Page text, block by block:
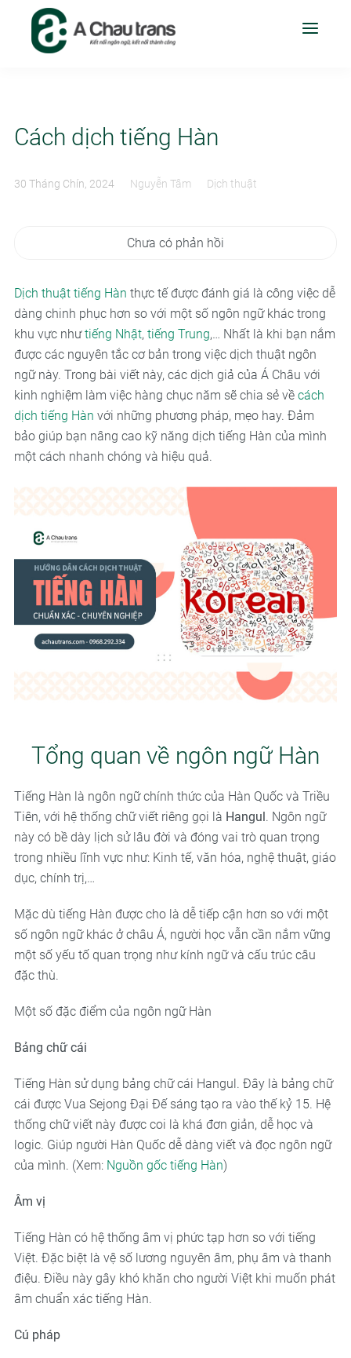
Cách dịch tiếng Hàn
30 Tháng Chín, 2024 Nguyễn Tâm Dịch thuật
Chưa có phản hồi
Dịch thuật tiếng Hàn thực tế được đánh giá là công việc dễ
dàng chinh phục hơn so với một số ngôn ngữ khác trong
khu vực nhưtiếng Nhật, tiếng Trung,… Nhất là khi bạn nắm
được các nguyên tắc cơ bản trong việc dịch thuật ngôn
ngữ này. Trong bài viết này, các dịch giả của Á Châu với
kinh nghiệm làm việc hàng chục năm sẽ chia sẻ về cách
dịch tiếng Hàn với những phương pháp, mẹo hay. Đảm
bảo giúp bạn nâng cao kỹ năng dịch tiếng Hàn của mình
một cách nhanh chóng và hiệu quả.
Tổng quan về ngôn ngữ Hàn
Tiếng Hàn là ngôn ngữ chính thức của Hàn Quốc và Triều
Tiên, với hệ thống chữ viết riêng gọi là Hangul. Ngôn ngữ
này có bề dày lịch sử lâu đời và đóng vai trò quan trọng
trong nhiều lĩnh vực như: Kinh tế, văn hóa, nghệ thuật, giáo
dục, chính trị,…
Mặc dù tiếng Hàn được cho là dễ tiếp cận hơn so với một
số ngôn ngữ khác ở châu Á, người học vẫn cần nắm vững
một số yếu tố quan trọng như kính ngữ và cấu trúc câu
đặc thù.
Một số đặc điểm của ngôn ngữ Hàn
Bảng chữ cái
Tiếng Hàn sử dụng bảng chữ cái Hangul. Đây là bảng chữ
cái được Vua Sejong Đại Đế sáng tạo ra vào thế kỷ 15. Hệ
thống chữ viết này được coi là khá đơn giản, dễ học và
logic. Giúp người Hàn Quốc dễ dàng viết và đọc ngôn ngữ
của mình. (Xem: Nguồn gốc tiếng Hàn)
Âm vị
Tiếng Hàn có hệ thống âm vị phức tạp hơn so với tiếng
Việt. Đặc biệt là vệ số lương nguyên âm, phụ âm và thanh
điệu. Điều này gây khó khăn cho người Việt khi muốn phát
âm chuẩn xác tiếng Hàn.
Cú pháp